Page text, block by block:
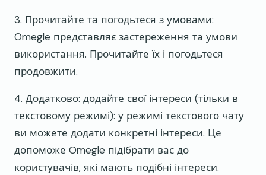
3. Прочитайте та погодьтеся з умовами:
Omegle представляє застереження та умови
використання. Прочитайте їх і погодьтеся
продовжити.
4. Додатково: додайте свої інтереси (тільки в
текстовому режимі): у режимі текстового чату
ви можете додати конкретні інтереси. Це
допоможе Omegle підібрати вас до
користувачів, які мають подібні інтереси.